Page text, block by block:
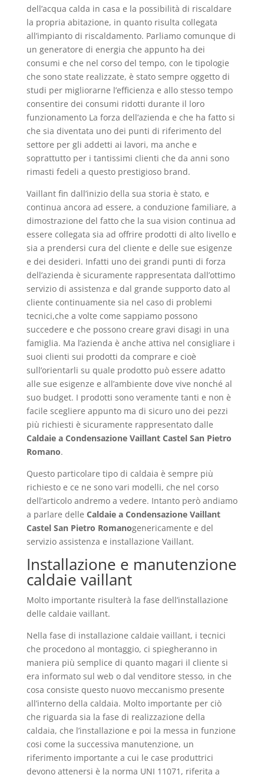
dell’acqua calda in casa e la possibilità di riscaldare
la propria abitazione, in quanto risulta collegata
all’impianto di riscaldamento. Parliamo comunque di
un generatore di energia che appunto ha dei
consumi e che nel corso del tempo, con le tipologie
che sono state realizzate, è stato sempre oggetto di
studi per migliorarne l’efficienza e allo stesso tempo
consentire dei consumi ridotti durante il loro
funzionamento La forza dell’azienda e che ha fatto si
che sia diventata uno dei punti di riferimento del
settore per gli addetti ai lavori, ma anche e
soprattutto per i tantissimi clienti che da anni sono
rimasti fedeli a questo prestigioso brand.
Vaillant fin dall’inizio della sua storia è stato, e
continua ancora ad essere, a conduzione familiare, a
dimostrazione del fatto che la sua vision continua ad
essere collegata sia ad offrire prodotti di alto livello e
sia a prendersi cura del cliente e delle sue esigenze
e dei desideri. Infatti uno dei grandi punti di forza
dell’azienda è sicuramente rappresentata dall’ottimo
servizio di assistenza e dal grande supporto dato al
cliente continuamente sia nel caso di problemi
tecnici,che a volte come sappiamo possono
succedere e che possono creare gravi disagi in una
famiglia. Ma l’azienda è anche attiva nel consigliare i
suoi clienti sui prodotti da comprare e cioè
sull’orientarli su quale prodotto può essere adatto
alle sue esigenze e all’ambiente dove vive nonché al
suo budget. I prodotti sono veramente tanti e non è
facile scegliere appunto ma di sicuro uno dei pezzi
più richiesti è sicuramente rappresentato dalle
Caldaie a Condensazione Vaillant Castel San Pietro
Romano.
Questo particolare tipo di caldaia è sempre più
richiesto e ce ne sono vari modelli, che nel corso
dell’articolo andremo a vedere. Intanto però andiamo
a parlare delle Caldaie a Condensazione Vaillant
Castel San Pietro Romanogenericamente e del
servizio assistenza e installazione Vaillant.
Installazione e manutenzione
caldaie vaillant
Molto importante risulterà la fase dell’installazione
delle caldaie vaillant.
Nella fase di installazione caldaie vaillant, i tecnici
che procedono al montaggio, ci spiegheranno in
maniera più semplice di quanto magari il cliente si
era informato sul web o dal venditore stesso, in che
cosa consiste questo nuovo meccanismo presente
all’interno della caldaia. Molto importante per ciò
che riguarda sia la fase di realizzazione della
caldaia, che l’installazione e poi la messa in funzione
cosi come la successiva manutenzione, un
riferimento importante a cui le case produttrici
devono attenersi è la norma UNI 11071, riferita a